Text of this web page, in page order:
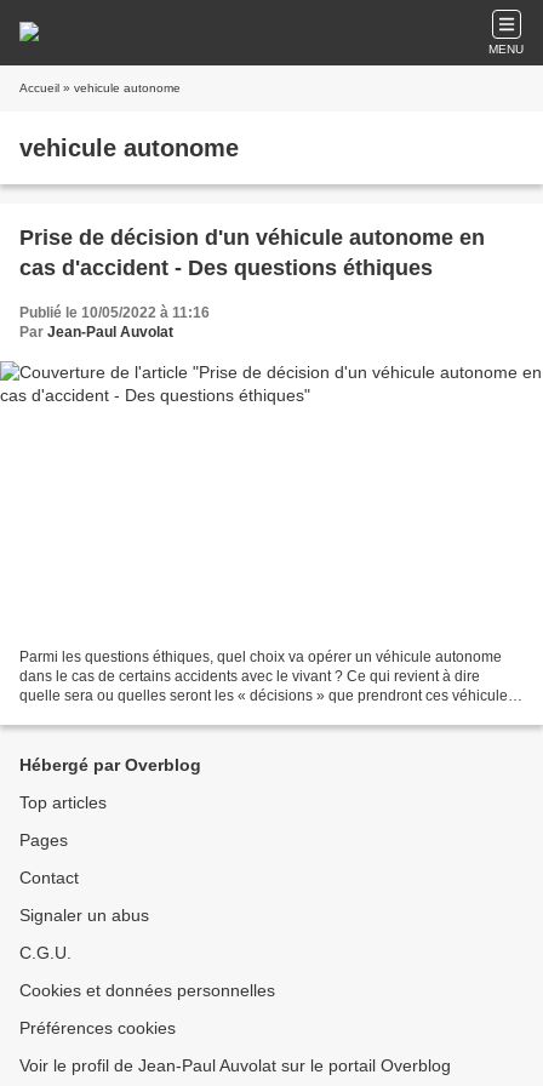
MENU
Accueil » vehicule autonome
vehicule autonome
Prise de décision d'un véhicule autonome en
cas d'accident - Des questions éthiques
Publié le 10/05/2022 à 11:16
Par Jean-Paul Auvolat
Parmi les questions éthiques, quel choix va opérer un véhicule autonome
dans le cas de certains accidents avec le vivant ? Ce qui revient à dire
quelle sera ou quelles seront les « décisions » que prendront ces véhicules
Hébergé par Overblog
Top articles
Pages
Contact
Signaler un abus
C.G.U.
Cookies et données personnelles
Préférences cookies
Voir le profil de Jean-Paul Auvolat sur le portail Overblog